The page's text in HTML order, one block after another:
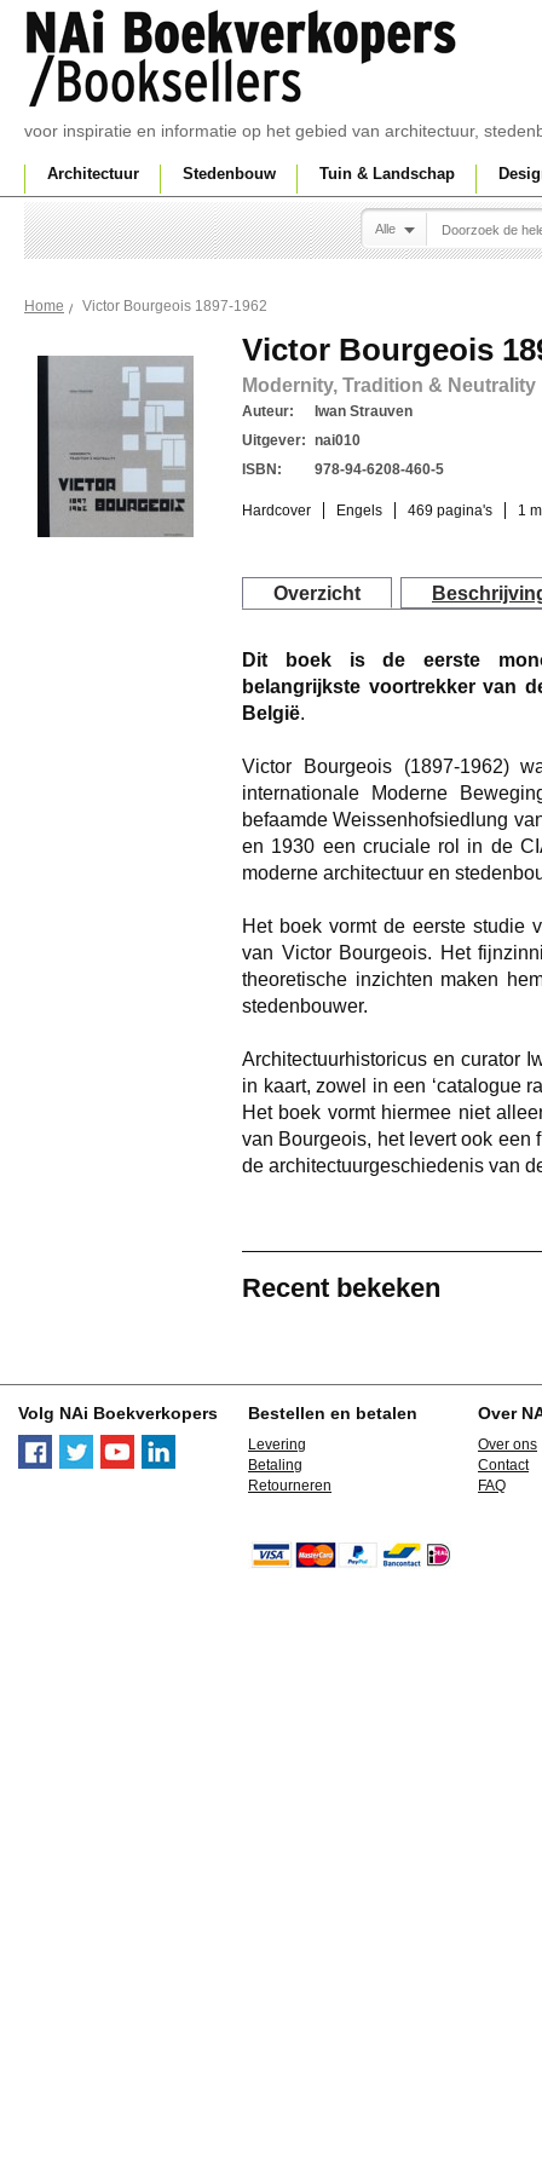
voor inspiratie en informatie op het gebied van architectuur,
Architectuur Stedenbouw Tuin & Landschap
Alle
Home Victor Bourgeois 1897-1962
Victor Bourgeois
Modernity, Tradition & Neutrality
Auteur:
Iwan Strauven
Uitgever: nai010
ISBN:
978-94-6208-460-5
Hardcover Engels 469 pagina's 1
Overzicht
Dit boek is de eerste
belangrijkste voortrekker van
België.
Victor Bourgeois (1897-1962)
internationale Moderne
befaamde Weissenhofsiedlung
en 1930 een cruciale rol in de
moderne architectuur en
Het boek vormt de eerste studie
van Victor Bourgeois. Het
theoretische inzichten maken
stedenbouwer.
Architectuurhistoricus en curator
in kaart, zowel in een ‘catalogue
Het boek vormt hiermee niet
van Bourgeois, het levert ook een
de architectuurgeschiedenis van
Recent bekeken
Volg NAi Boekverkopers Bestellen en betalen
Levering
Betaling
Retourneren
Over
Over ons
Contact
FAQ